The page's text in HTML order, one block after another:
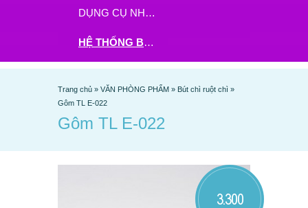
DỤNG CỤ NHÀ BẾP
HỆ THỐNG BHX - TGDĐ ĐẶT HÀNG TẠI ĐÂY
Trang chủ » VĂN PHÒNG PHẨM » Bút chì ruột chì »
Gôm TL E-022
Gôm TL E-022
3.300